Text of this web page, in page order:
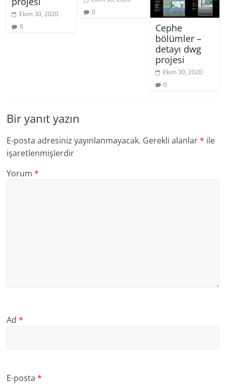
Ekim 30, 2020
0
0
Cephe
bölümler –
detayı dwg
projesi
Ekim 30, 2020
0
Bir yanıt yazın
E-posta adresiniz yayınlanmayacak. Gerekli alanlar* ile
işaretlenmişlerdir
Yorum*
Ad*
E-posta*